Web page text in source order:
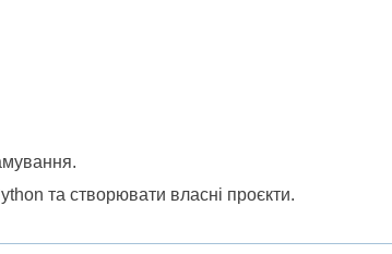
та створювати власні проєкти.